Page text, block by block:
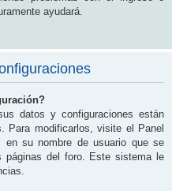
ayudará.
datos y configuraciones están
Para modificarlos, visite el Panel
en su nombre de usuario que se
páginas del foro. Este sistema le